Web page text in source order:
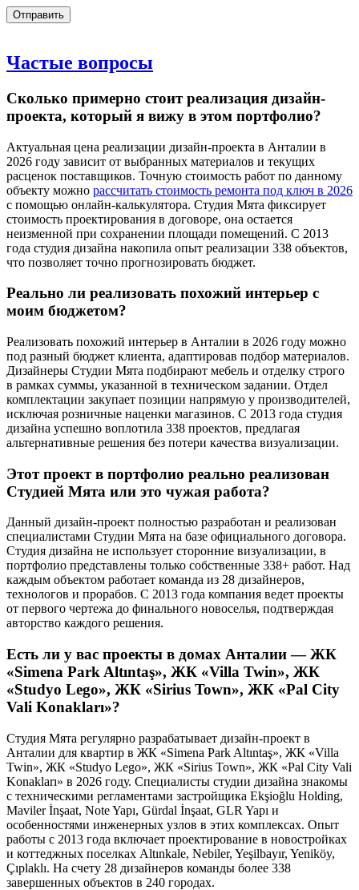
Частые вопросы
Сколько примерно стоит реализация дизайн-
проекта, который я вижу в этом портфолио?
Актуальная цена реализации дизайн-проекта в Анталии в
2026 году зависит от выбранных материалов и текущих
расценок поставщиков. Точную стоимость работ по данному
объекту можно рассчитать стоимость ремонта под ключ в 2026
с помощью онлайн-калькулятора. Студия Мята фиксирует
стоимость проектирования в договоре, она остается
неизменной при сохранении площади помещений. С 2013
года студия дизайна накопила опыт реализации 338 объектов,
что позволяет точно прогнозировать бюджет.
Реально ли реализовать похожий интерьер с
моим бюджетом?
Реализовать похожий интерьер в Анталии в 2026 году можно
под разный бюджет клиента, адаптировав подбор материалов.
Дизайнеры Студии Мята подбирают мебель и отделку строго
в рамках суммы, указанной в техническом задании. Отдел
комплектации закупает позиции напрямую у производителей,
исключая розничные наценки магазинов. С 2013 года студия
дизайна успешно воплотила 338 проектов, предлагая
альтернативные решения без потери качества визуализации.
Этот проект в портфолио реально реализован
Студией Мята или это чужая работа?
Данный дизайн-проект полностью разработан и реализован
специалистами Студии Мята на базе официального договора.
Студия дизайна не использует сторонние визуализации, в
портфолио представлены только собственные 338+ работ. Над
каждым объектом работает команда из 28 дизайнеров,
технологов и прорабов. С 2013 года компания ведет проекты
от первого чертежа до финального новоселья, подтверждая
авторство каждого решения.
Есть ли у вас проекты в домах Анталии — ЖК
«Simena Park Altıntaş», ЖК «Villa Twin», ЖК
«Studyo Lego», ЖК «Sirius Town», ЖК «Pal City
Vali Konakları»?
Студия Мята регулярно разрабатывает дизайн-проект в
Анталии для квартир в ЖК «Simena Park Altıntaş», ЖК «Villa
Twin», ЖК «Studyo Lego», ЖК «Sirius Town», ЖК «Pal City Vali
Konakları» в 2026 году. Специалисты студии дизайна знакомы
с техническими регламентами застройщика Ekşioğlu Holding,
Maviler İnşaat, Note Yapı, Gürdal İnşaat, GLR Yapı и
особенностями инженерных узлов в этих комплексах. Опыт
работы с 2013 года включает проектирование в новостройках
и коттеджных поселках Altınkale, Nebiler, Yeşilbayır, Yeniköy,
Çıplaklı. На счету 28 дизайнеров команды более 338
завершенных объектов в 240 городах.